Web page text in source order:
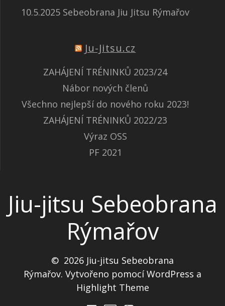
10.5.2025 Sebeobrana Jiu Jitsu Rýmařov
Ju-Jitsu.cz
ZAHÁJENÍ TRÉNINKŮ 2023/24
Nábor nových členů
Všechno nejlepší do nového roku 2023!
ZAHÁJENÍ TRÉNINKŮ 2022/23
Výraz OSS
PF 2021
Jiu-jitsu Sebeobrana
Rýmařov
© 2026 Jiu-jitsu Sebeobrana
Rýmařov. Vytvořeno pomocí WordPress a
Highlight Theme